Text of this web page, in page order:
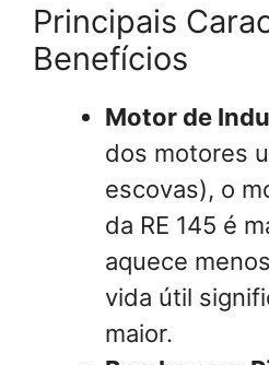
Principais
Benefícios
Motor de
dos motores
escovas), o
da RE 145 é
aquece
vida útil
maior.